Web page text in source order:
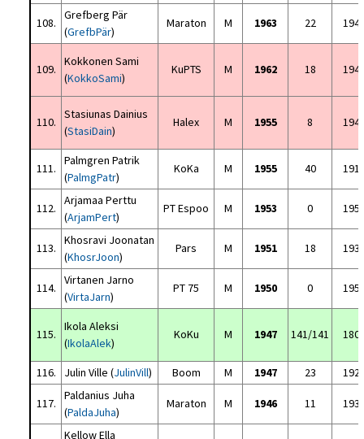
108.
Grefberg Pär
(GrefbPär)
Maraton M 1963 22
109.
Kokkonen Sami
(KokkoSami)
KuPTS M 1962 18
110.
Stasiunas Dainius
(StasiDain)
Halex M 1955 8
111.
Palmgren Patrik
(PalmgPatr)
KoKa M 1955 40
112.
Arjamaa Perttu
(ArjamPert)
PT Espoo M 1953 0
113.
Khosravi Joonatan
(KhosrJoon)
Pars M 1951 18
114.
Virtanen Jarno
(VirtaJarn)
PT 75 M 1950 0
115.
Ikola Aleksi
(IkolaAlek)
KoKu M 1947 141/141
116. Julin Ville (JulinVill) Boom M 1947 23
117.
Paldanius Juha
(PaldaJuha)
Maraton M 1946 11
Kellow Ella